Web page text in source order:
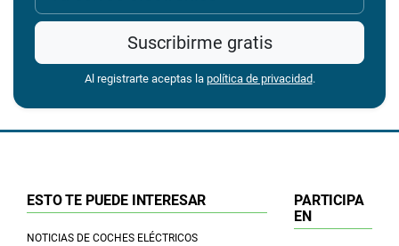
Suscribirme gratis
Al registrarte aceptas la política de privacidad.
ESTO TE PUEDE INTERESAR
NOTICIAS DE COCHES ELÉCTRICOS
PARTICIPA
EN